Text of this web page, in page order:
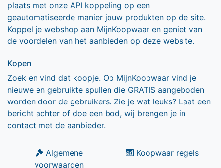
plaats met onze API koppeling op een
geautomatiseerde manier jouw produkten op de site.
Koppel je webshop aan MijnKoopwaar en geniet van
de voordelen van het aanbieden op deze website.
Kopen
Zoek en vind dat koopje. Op MijnKoopwaar vind je
nieuwe en gebruikte spullen die GRATIS aangeboden
worden door de gebruikers. Zie je wat leuks? Laat een
bericht achter of doe een bod, wij brengen je in
contact met de aanbieder.
Algemene
voorwaarden
Koopwaar regels